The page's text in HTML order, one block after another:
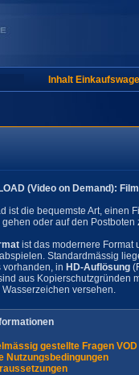
Inhalt
(Video on Demand):
ist die bequemste Art, einen
oder auf den Postboten
ist das modernere Format
Standardmässig
vorhanden, in HD-Auflösung
aus Kopierschutzgründen
versehen.
gestellte Fragen VOD
Nutzungsbedingungen